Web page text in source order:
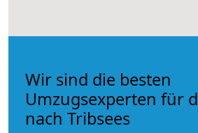
Wir sind die besten
Umzugsexperten für
nach Tribsees